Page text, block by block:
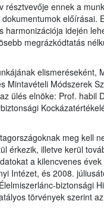
résztvevője ennek a
előírásai.
harmonizációja idején
megrázkódtatás
elismeréseként,
Mintavételi Módszerek
ülés elnöke: Prof. habil
meg kell
érkezik, illetve kerül
a kilencvenes
Intézet, és 2008.
biztonsági
törvények szerint